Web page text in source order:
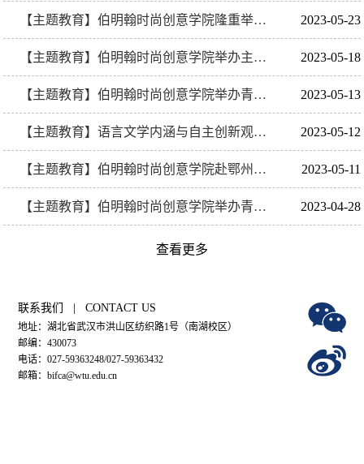
【主题教育】伯明翰时尚创意学院隆重举行“翰·青春力量”表彰大会 暨“我心向党 逐光而行”主题展演 2023-05-23
【主题教育】伯明翰时尚创意学院举办主题教育专题辅导报告会暨课程思政班主任论坛 2023-05-18
【主题教育】伯明翰时尚创意学院举办青马工程2023年第五期 翰思学苑红色论坛 2023-05-13
【主题教育】语言文学内涵与自主创新观念和意识培养——第三期《经纬名家讲堂》开讲 2023-05-12
【主题教育】伯明翰时尚创意学院赴鄂州市开展生源基地建设调研 2023-05-11
【主题教育】伯明翰时尚创意学院举办青马工程2023年第四期翰思学苑红色论坛 2023-04-28
查看更多
联系我们 | CONTACT US
地址：湖北省武汉市洪山区纺织路1号（南湖校区）
邮编：430073
电话：027-59363248/027-59363432
邮箱：bifca@wtu.edu.cn